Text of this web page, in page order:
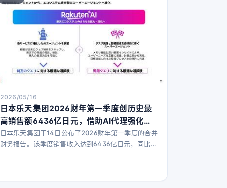
2026/05/16
日本乐天集团2026财年第一季度创历史最
高销售额6436亿日元，借助AI代理强化生
态系统
日本乐天集团于14日公布了2026财年第一季度的合并
财务报告。该季度销售收入达到6436亿日元，同比增